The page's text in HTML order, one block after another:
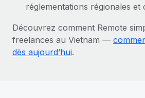
réglementations régionales et
Découvrez comment Remote
freelances au Vietnam —
dès aujourd’hui.